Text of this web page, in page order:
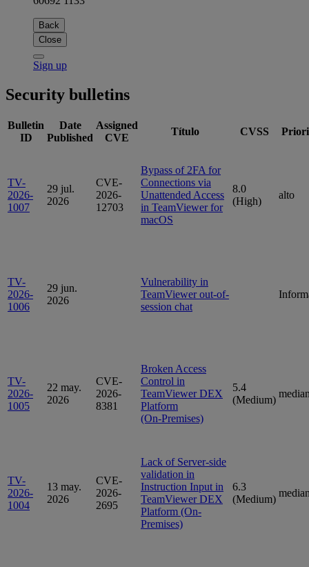
Back
Close
Sign up
Security bulletins
Bulletin
ID
Date
Published
Assigned
CVE
Título CVSS
TV-
2026-
1007
29 jul.
2026
CVE-
2026-
12703
Bypass of 2FA for
Connections via
Unattended Access
in TeamViewer for
macOS
8.0
(High)
alto
TV-
2026-
1006
29 jun.
2026
Vulnerability in
TeamViewer out-of-
session chat
TV-
2026-
1005
22 may.
2026
CVE-
2026-
8381
Broken Access
Control in
TeamViewer DEX
Platform
(On‑Premises)
5.4
(Medium)
TV-
2026-
1004
13 may.
2026
CVE-
2026-
2695
Lack of Server-side
validation in
Instruction Input in
TeamViewer DEX
Platform (On-
Premises)
6.3
(Medium)